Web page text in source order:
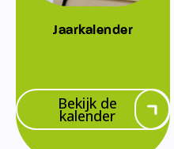
Jaarkalender
Bekijk de
kalender